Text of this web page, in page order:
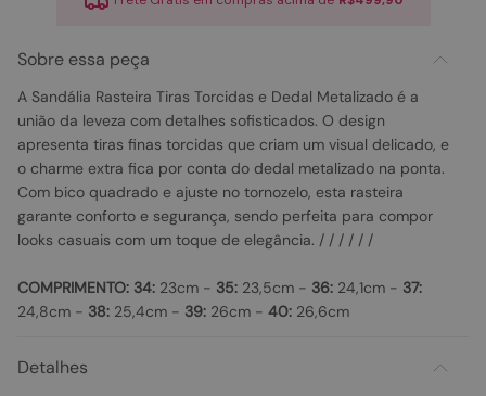
Sobre essa peça
A Sandália Rasteira Tiras Torcidas e Dedal Metalizado é a
união da leveza com detalhes sofisticados. O design
apresenta tiras finas torcidas que criam um visual delicado, e
o charme extra fica por conta do dedal metalizado na ponta.
Com bico quadrado e ajuste no tornozelo, esta rasteira
garante conforto e segurança, sendo perfeita para compor
looks casuais com um toque de elegância. / / / / / /
COMPRIMENTO: 34: 23cm - 35: 23,5cm - 36: 24,1cm - 37:
24,8cm - 38: 25,4cm - 39: 26cm - 40: 26,6cm
Detalhes